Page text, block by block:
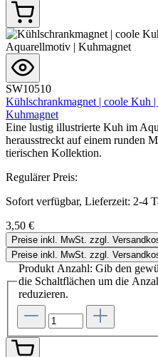
SW10510
Kühlschrankmagnet | coole Kuh
Kuhmagnet
Eine lustig illustrierte Kuh im
herausstreckt auf einem runden
tierischen Kollektion.
Regulärer Preis:
Sofort verfügbar, Lieferzeit: 2-4
3,50 €
Preise inkl. MwSt. zzgl.
Preise inkl. MwSt. zzgl.
Produkt Anzahl: Gib den
die Schaltflächen um die
reduzieren.